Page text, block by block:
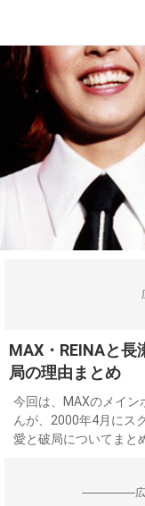
MAX・REINAと
局の理由まとめ
今回は、MAXのメイン
んが、2000年4月にス
愛と破局についてまと